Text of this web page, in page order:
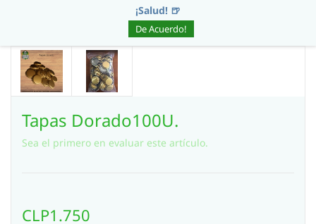
Tapas Dorado100U.
Sea el primero en evaluar este artículo.
CLP1.750
¡Salud! 🍺
De Acuerdo!